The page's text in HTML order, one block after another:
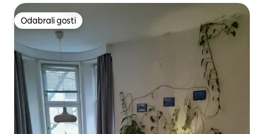
Odabrali gosti
Odabrali gosti